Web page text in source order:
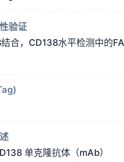
验证
合，CD138水平检测中的
单克隆抗体（mAb）